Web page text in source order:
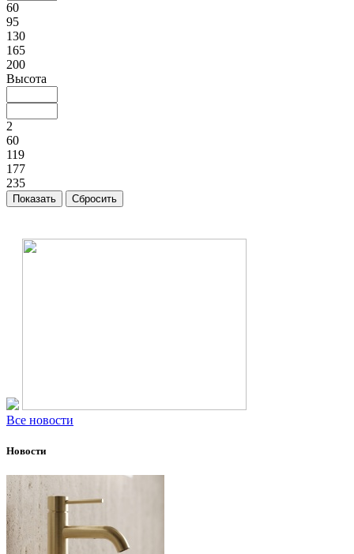
60
95
130
165
200
Высота
2
60
119
177
235
Все новости
Новости